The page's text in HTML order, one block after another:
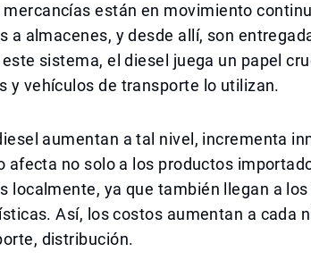
están en movimiento
a almacenes, y desde allí, son
sistema, el diesel juega un papel
y vehículos de transporte lo utilizan.
aumentan a tal nivel, incrementa
afecta no solo a los productos
localmente, ya que también llegan a
Así, los costos aumentan a cada
distribución.